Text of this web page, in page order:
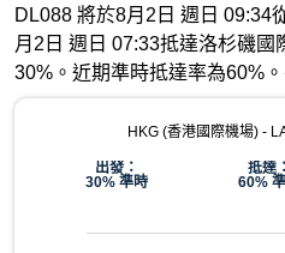
DL088 將於8月2日 週日 09:34
月2日 週日 07:33抵達洛杉磯國
30%。近期準時抵達率為60%
HKG (香港國際機場) -
出發：
30% 準時
抵達：
60%